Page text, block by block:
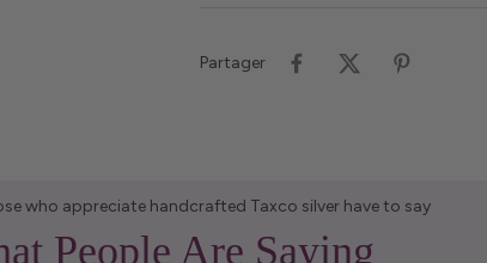
Partager
who appreciate handcrafted Taxco silver have to say
People Are Saying